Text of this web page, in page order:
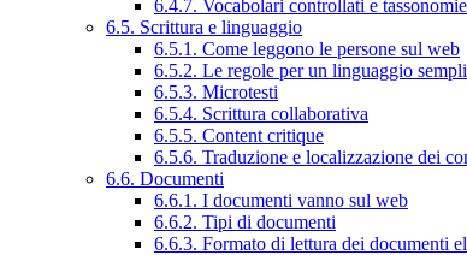
6.4.7. Vocabolari controllati e tassonomie
6.5. Scrittura e linguaggio
6.5.1. Come leggono le persone sul web
6.5.2. Le regole per un linguaggio
6.5.3. Microtesti
6.5.4. Scrittura collaborativa
6.5.5. Content critique
6.5.6. Traduzione e localizzazione dei
6.6. Documenti
6.6.1. I documenti vanno sul web
6.6.2. Tipi di documenti
6.6.3. Formato di lettura dei documenti